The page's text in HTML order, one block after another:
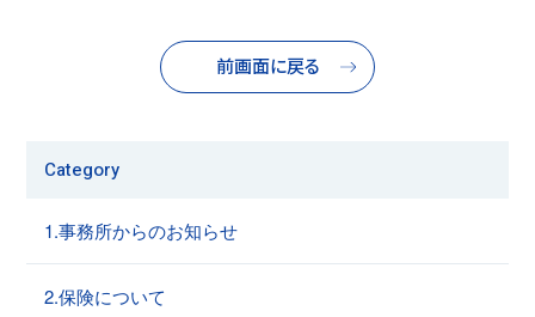
前画面に戻る
Category
1.事務所からのお知らせ
2.保険について